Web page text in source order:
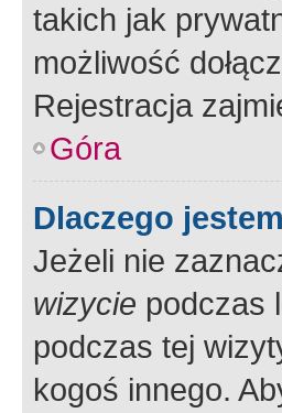
takich jak
możliwość
Rejestracja
Góra
Dlaczego
Jeżeli nie
wizycie podczas
podczas tej
kogoś innego.